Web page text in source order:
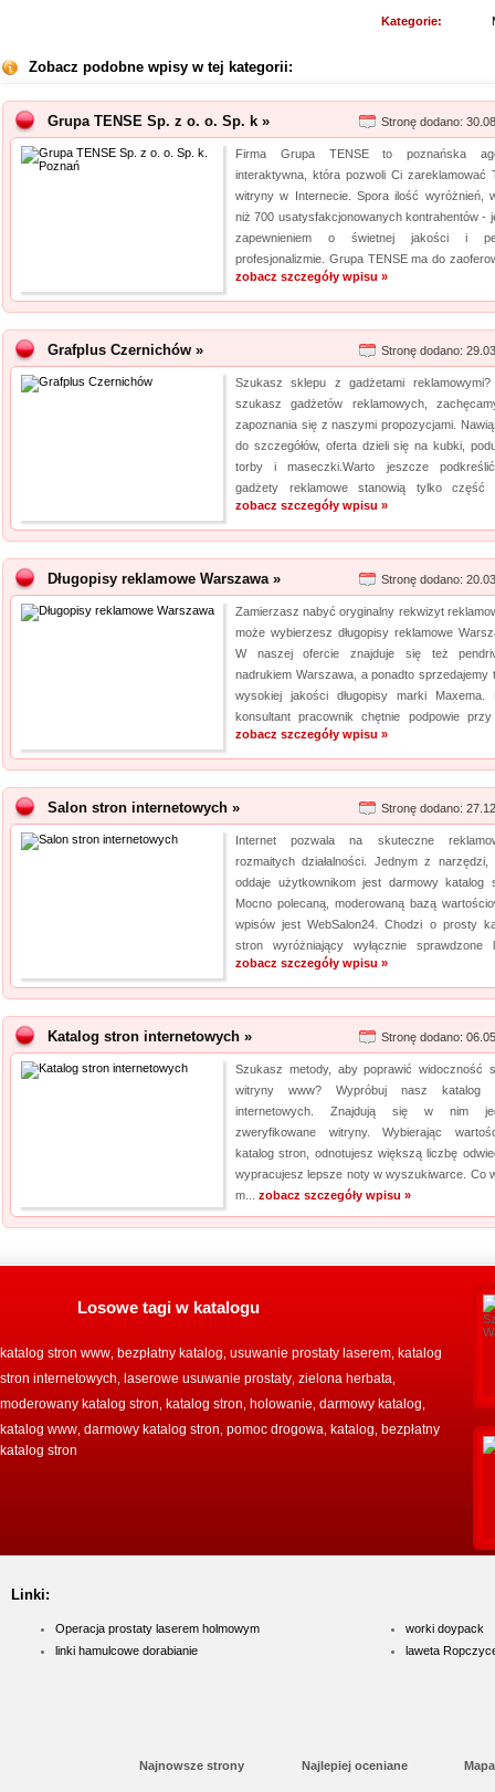
Kategorie:
Zobacz podobne wpisy w tej kategorii:
Grupa TENSE Sp. z o. o. Sp. k » Stronę dodano:
Firma Grupa TENSE to poznańska
interaktywna, która pozwoli Ci zareklamować
witryny w Internecie. Spora ilość wyróżnień,
niż 700 usatysfakcjonowanych kontrahentów -
zapewnieniem o świetnej jakości i
profesjonalizmie. Grupa TENSE ma do
zobacz szczegóły wpisu »
Grafplus Czernichów » Stronę dodano:
Szukasz sklepu z gadżetami reklamowymi?
szukasz gadżetów reklamowych,
zapoznania się z naszymi propozycjami.
do szczegółów, oferta dzieli się na kubki,
torby i maseczki.Warto jeszcze
gadżety reklamowe stanowią tylko część
zobacz szczegóły wpisu »
Długopisy reklamowe Warszawa » Stronę dodano:
Zamierzasz nabyć oryginalny rekwizyt
może wybierzesz długopisy reklamowe
W naszej ofercie znajduje się też
nadrukiem Warszawa, a ponadto sprzedajemy
wysokiej jakości długopisy marki Maxema.
konsultant pracownik chętnie podpowie
zobacz szczegóły wpisu »
Salon stron internetowych » Stronę dodano:
Internet pozwala na skuteczne
rozmaitych działalności. Jednym z narzędzi,
oddaje użytkownikom jest darmowy katalog
Mocno polecaną, moderowaną bazą
wpisów jest WebSalon24. Chodzi o prosty
stron wyróżniający wyłącznie sprawdzone
zobacz szczegóły wpisu »
Katalog stron internetowych » Stronę dodano:
Szukasz metody, aby poprawić widoczność
witryny www? Wypróbuj nasz katalog
internetowych. Znajdują się w nim
zweryfikowane witryny. Wybierając
katalog stron, odnotujesz większą liczbę
wypracujesz lepsze noty w wyszukiwarce. Co
m... zobacz szczegóły wpisu »
Losowe tagi w katalogu
katalog stron www bezpłatny katalog usuwanie prostaty laserem katalog
stron internetowych
laserowe usuwanie prostaty zielona herbata
moderowany katalog stron katalog stron holowanie darmowy katalog
katalog www darmowy katalog stron pomoc drogowa katalog bezpłatny
katalog stron
Linki:
Operacja prostaty laserem holmowym
linki hamulcowe dorabianie
worki doypack
laweta
Najnowsze strony Najlepiej oceniane